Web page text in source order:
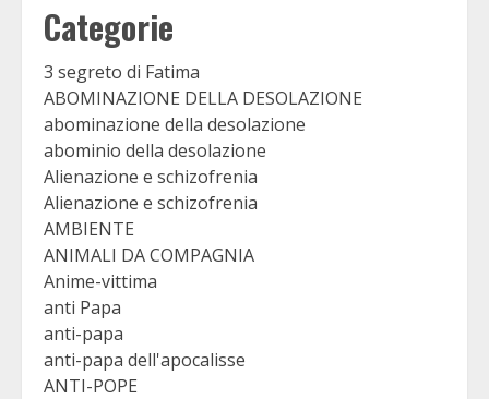
Categorie
3 segreto di Fatima
ABOMINAZIONE DELLA DESOLAZIONE
abominazione della desolazione
abominio della desolazione
Alienazione e schizofrenia
Alienazione e schizofrenia
AMBIENTE
ANIMALI DA COMPAGNIA
Anime-vittima
anti Papa
anti-papa
anti-papa dell'apocalisse
ANTI-POPE